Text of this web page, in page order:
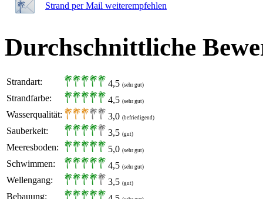
Strand per Mail weiterempfehlen
Durchschnittliche
Strandart: 4,5 (sehr gut)
Strandfarbe: 4,5 (sehr gut)
Wasserqualität: 3,0 (befriedigend)
Sauberkeit: 3,5 (gut)
Meeresboden: 5,0 (sehr gut)
Schwimmen: 4,5 (sehr gut)
Wellengang: 3,5 (gut)
Bebauung: